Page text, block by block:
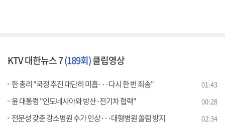
KTV 대한뉴스 7(189회)클립영상
한 총리 "국정 추진 대단히 미흡···다시 한 번 죄송" 01:43
윤 대통령 "인도네시아와 방산·전기차 협력" 00:28
전문성 갖춘 강소병원 수가 인상···대형병원 쏠림 방지 02:34